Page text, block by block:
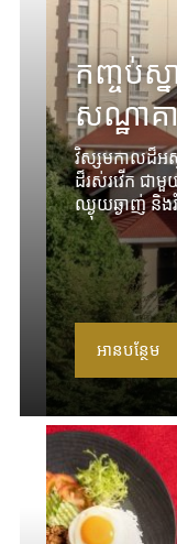
កញ្ចប់ស្
សណ្ឋាគ
វិស្សមកាលដ៏អស្
ដ៏រស់រវើក ជ
ឈ្ងុយឆ្ងាញ់ និង
អានបន្ថែម